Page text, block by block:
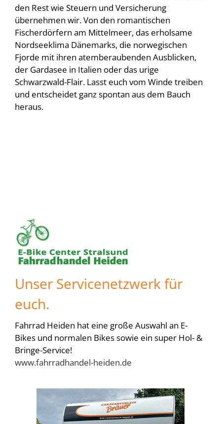
den Rest wie Steuern und Versicherung
übernehmen wir. Von den romantischen
Fischerdörfern am Mittelmeer, das erholsame
Nordseeklima Dänemarks, die norwegischen
Fjorde mit ihren atemberaubenden Ausblicken,
der Gardasee in Italien oder das urige
Schwarzwald-Flair. Lasst euch vom Winde treiben
und entscheidet ganz spontan aus dem Bauch
heraus.
Unser Servicenetzwerk für
euch.
Fahrrad Heiden hat eine große Auswahl an E-
Bikes und normalen Bikes sowie ein super Hol- &
Bringe-Service!
www.fahrradhandel-heiden.de